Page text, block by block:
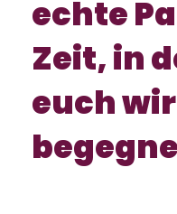
echte
Zeit, in
euch